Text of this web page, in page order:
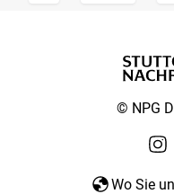
© NPG
Wo Sie